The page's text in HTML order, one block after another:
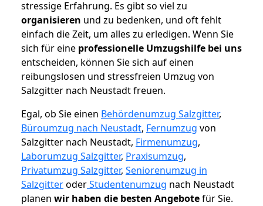
stressige Erfahrung. Es gibt so viel zu
organisieren und zu bedenken, und oft fehlt
einfach die Zeit, um alles zu erledigen. Wenn Sie
sich für eine professionelle Umzugshilfe bei uns
entscheiden, können Sie sich auf einen
reibungslosen und stressfreien Umzug von
Salzgitter nach Neustadt freuen.
Egal, ob Sie einen Behördenumzug Salzgitter,
Büroumzug nach Neustadt, Fernumzug von
Salzgitter nach Neustadt, Firmenumzug,
Laborumzug Salzgitter, Praxisumzug,
Privatumzug Salzgitter, Seniorenumzug in
SalzgitteroderStudentenumzug nach Neustadt
planen wir haben die besten Angebotefür Sie.